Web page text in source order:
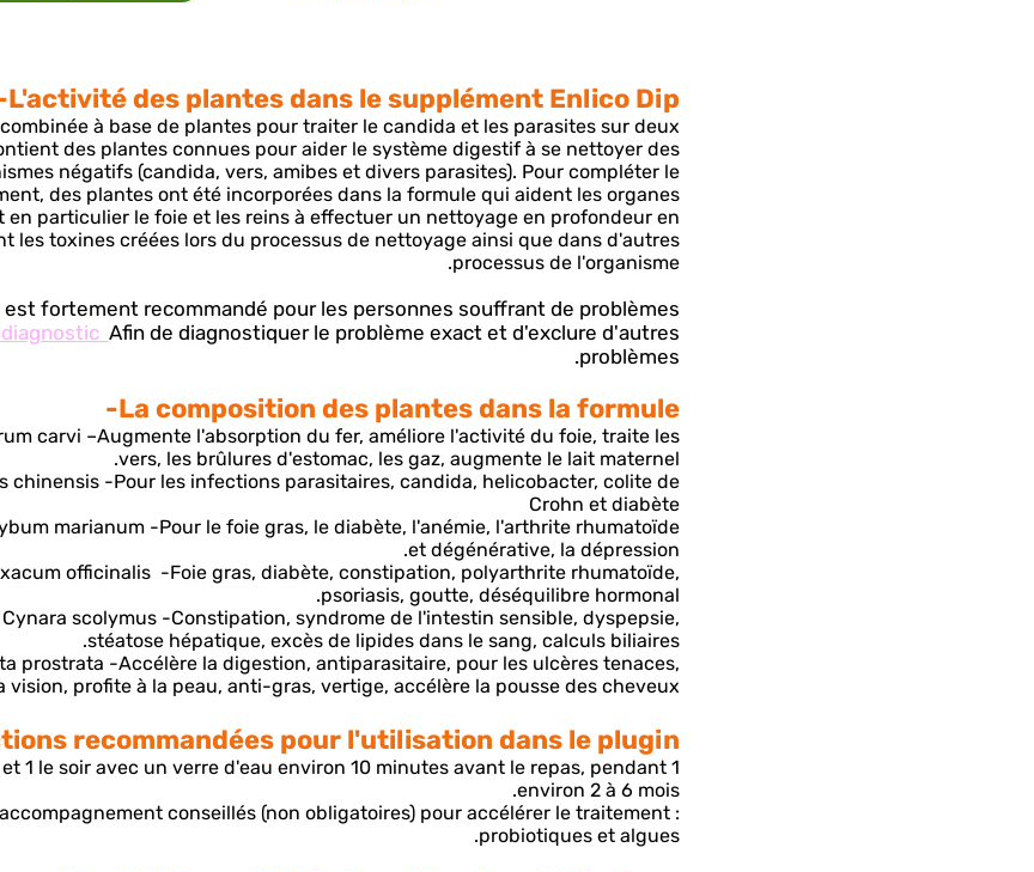
L'activité des plantes dans le supplément Enlico Dip-
à base de plantes pour traiter le candida et les parasites sur deux
des plantes connues pour aider le système digestif à se nettoyer des
négatifs (candida, vers, amibes et divers parasites). Pour compléter le
des plantes ont été incorporées dans la formule qui aident les organes
en particulier le foie et les reins à effectuer un nettoyage en profondeur en
les toxines créées lors du processus de nettoyage ainsi que dans d'autres
processus de l'organisme.
est fortement recommandé pour les personnes souffrant de problèmes
Afin de diagnostiquer le problème exact et d'exclure d'autres
problèmes.
La composition des plantes dans la formule-
carvi –Augmente l'absorption du fer, améliore l'activité du foie, traite les
vers, les brûlures d'estomac, les gaz, augmente le lait maternel.
chinensis -Pour les infections parasitaires, candida, helicobacter, colite de
Crohn et diabète
marianum -Pour le foie gras, le diabète, l'anémie, l'arthrite rhumatoïde
et dégénérative, la dépression.
officinalis -Foie gras, diabète, constipation, polyarthrite rhumatoïde,
psoriasis, goutte, déséquilibre hormonal.
scolymus -Constipation, syndrome de l'intestin sensible, dyspepsie,
stéatose hépatique, excès de lipides dans le sang, calculs biliaires.
prostrata -Accélère la digestion, antiparasitaire, pour les ulcères tenaces,
vision, profite à la peau, anti-gras, vertige, accélère la pousse des cheveux.
recommandées pour l'utilisation dans le plugin-
et 1 le soir avec un verre d'eau environ 10 minutes avant le repas, pendant
environ 2 à 6 mois.
conseillés (non obligatoires) pour accélérer le traitement :
probiotiques et algues.